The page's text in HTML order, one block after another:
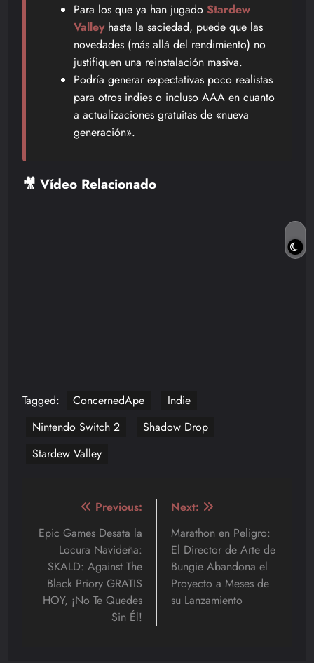
Para los que ya han jugado Stardew
Valley hasta la saciedad, puede que las
novedades (más allá del rendimiento) no
justifiquen una reinstalación masiva.
Podría generar expectativas poco realistas
para otros indies o incluso AAA en cuanto
a actualizaciones gratuitas de «nueva
generación».
🎥 Vídeo Relacionado
Tagged: ConcernedApe
Indie
Nintendo Switch 2
Shadow Drop
Stardew Valley
Navegación
de
entradas
Previous:
Epic Games Desata la
Locura Navideña:
SKALD: Against The
Black Priory GRATIS
HOY, ¡No Te Quedes
Sin Él!
Next:
Marathon en Peligro:
El Director de Arte de
Bungie Abandona el
Proyecto a Meses de
su Lanzamiento